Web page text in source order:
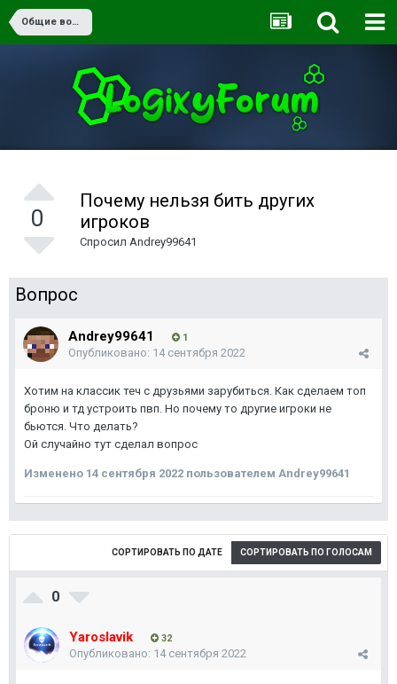
Общие вопросы проект/сайт
0
Почему нельзя бить других
игроков
Спросил Andrey99641
Вопрос
Andrey99641 1
Опубликовано: 14 сентября 2022
Хотим на классик теч с друзьями зарубиться. Как сделаем топ
броню и тд устроить пвп. Но почему то другие игроки не
бьются. Что делать?
Ой случайно тут сделал вопрос
Изменено 14 сентября 2022 пользователем Andrey99641
СОРТИРОВАТЬ ПО ГОЛОСАМ
СОРТИРОВАТЬ ПО ДАТЕ
0
Yaroslavik 32
Опубликовано: 14 сентября 2022